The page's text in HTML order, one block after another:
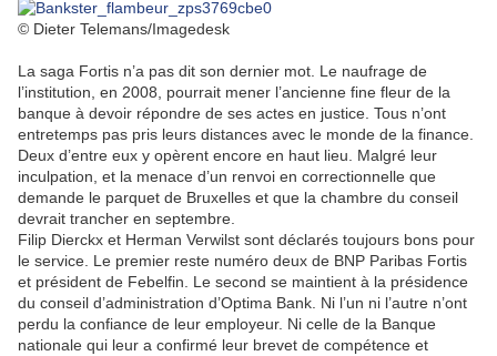
© Dieter Telemans/Imagedesk
La saga Fortis n’a pas dit son dernier mot. Le naufrage de
l’institution, en 2008, pourrait mener l’ancienne fine fleur de la
banque à devoir répondre de ses actes en justice. Tous n’ont
entretemps pas pris leurs distances avec le monde de la finance.
Deux d’entre eux y opèrent encore en haut lieu. Malgré leur
inculpation, et la menace d’un renvoi en correctionnelle que
demande le parquet de Bruxelles et que la chambre du conseil
devrait trancher en septembre.
Filip Dierckx et Herman Verwilst sont déclarés toujours bons pour
le service. Le premier reste numéro deux de BNP Paribas Fortis
et président de Febelfin. Le second se maintient à la présidence
du conseil d’administration d’Optima Bank. Ni l’un ni l’autre n’ont
perdu la confiance de leur employeur. Ni celle de la Banque
nationale qui leur a confirmé leur brevet de compétence et